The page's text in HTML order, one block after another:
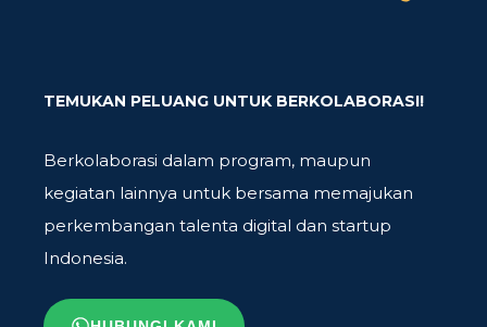
TEMUKAN PELUANG UNTUK BERKOLABORASI!
Berkolaborasi dalam program, maupun
kegiatan lainnya untuk bersama memajukan
perkembangan talenta digital dan startup
Indonesia.